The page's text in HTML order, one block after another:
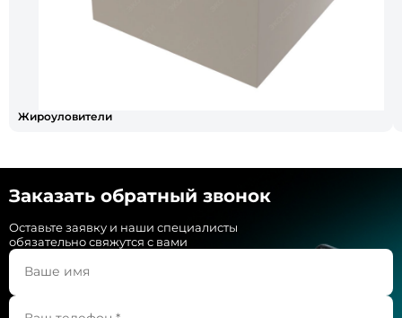
Жироуловители
Заказать обратный звонок
Оставьте заявку и наши специалисты
обязательно свяжутся с вами